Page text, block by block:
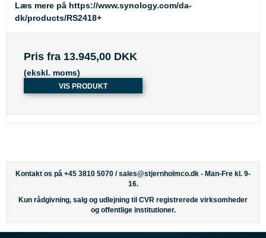
Læs mere på https://www.synology.com/da-
dk/products/RS2418+
Pris fra 13.945,00 DKK
(ekskl. moms)
VIS PRODUKT
Kontakt os på +45 3810 5070 /sales@stjernholmco.dk - Man-Fre kl. 9-
16.
Kun rådgivning, salg og udlejning til CVR registrerede virksomheder
og offentlige institutioner.